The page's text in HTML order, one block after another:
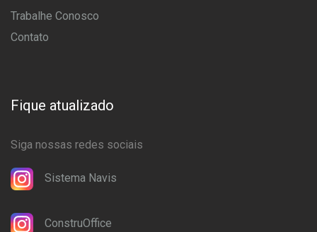
Trabalhe Conosco
Contato
Fique atualizado
Siga nossas redes sociais
Sistema Navis
ConstruOffice